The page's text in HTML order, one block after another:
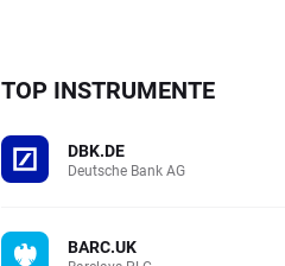
TOP INSTRUMENTE
DBK.DE
Deutsche Bank AG
BARC.UK